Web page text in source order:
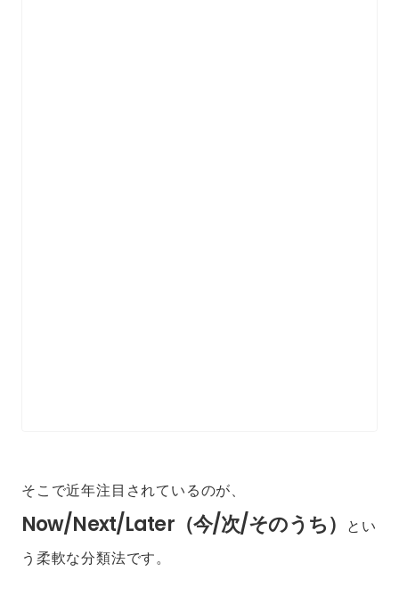
そこで近年注目されているのが、
Now/Next/Later（今/次/そのうち）
とい
う柔軟な分類法です。